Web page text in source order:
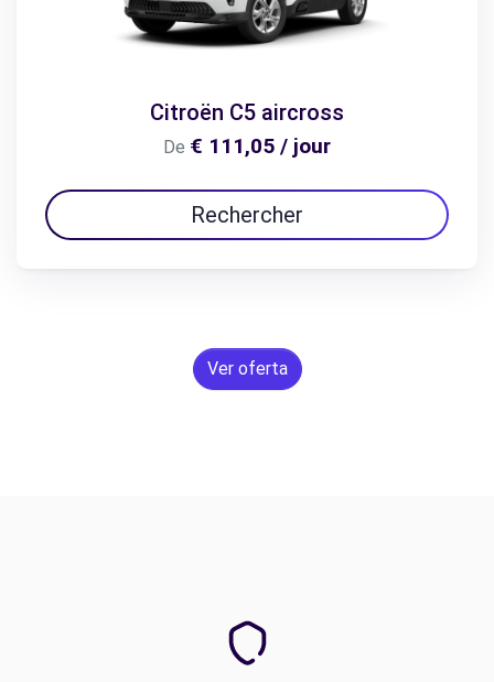
Citroën C5 aircross
De € 111,05 / jour
Rechercher
Ver oferta